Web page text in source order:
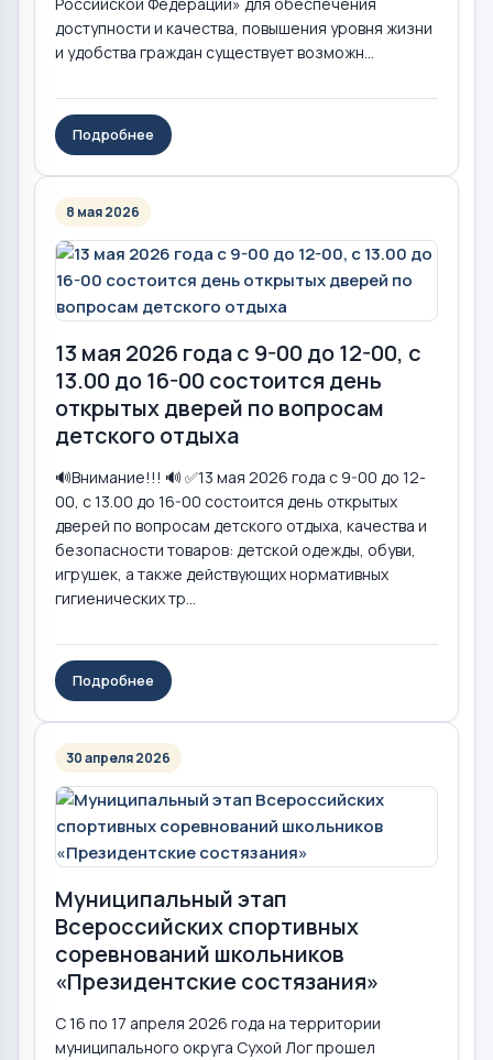
доступности и качества, повышения уровня жизни
и удобства граждан существует возможн...
Подробнее
8 мая 2026
13 мая 2026 года с 9-00 до 12-00, с
13.00 до 16-00 состоится день
открытых дверей по вопросам
детского отдыха
🔊Внимание!!! 🔊 ✅13 мая 2026 года с 9-00 до 12-
00, с 13.00 до 16-00 состоится день открытых
дверей по вопросам детского отдыха, качества и
безопасности товаров: детской одежды, обуви,
игрушек, а также действующих нормативных
гигиенических тр...
Подробнее
30 апреля 2026
Муниципальный этап
Всероссийских спортивных
соревнований школьников
«Президентские состязания»
С 16 по 17 апреля 2026 года на территории
муниципального округа Сухой Лог прошел